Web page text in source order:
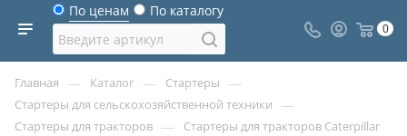
По ценам По каталогу
0
Главная — Каталог — Стартеры —
Стартеры для сельскохозяйственной техники —
Стартеры для тракторов — Стартеры для тракторов Caterpillar